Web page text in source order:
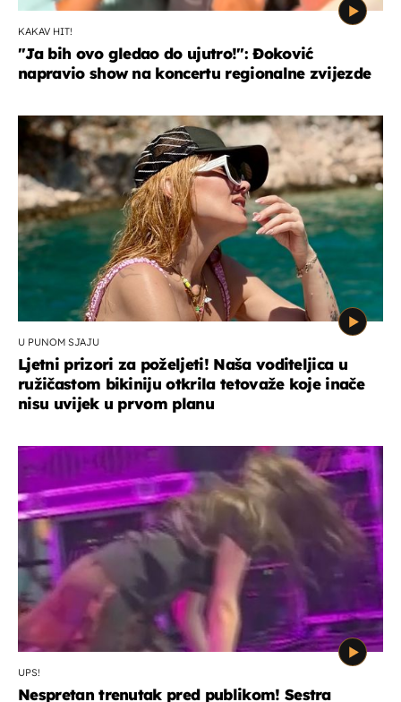
KAKAV HIT!
"Ja bih ovo gledao do ujutro!": Đoković
napravio show na koncertu regionalne zvijezde
U PUNOM SJAJU
Ljetni prizori za poželjeti! Naša voditeljica u
ružičastom bikiniju otkrila tetovaže koje inače
nisu uvijek u prvom planu
UPS!
Nespretan trenutak pred publikom! Sestra